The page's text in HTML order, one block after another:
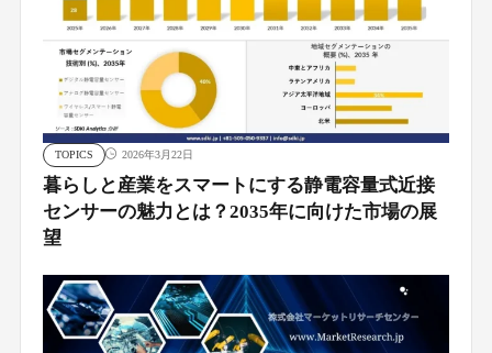
TOPICS 2026年3月22日
暮らしと産業をスマートにする静電容量式近接
センサーの魅力とは？2035年に向けた市場の展
望